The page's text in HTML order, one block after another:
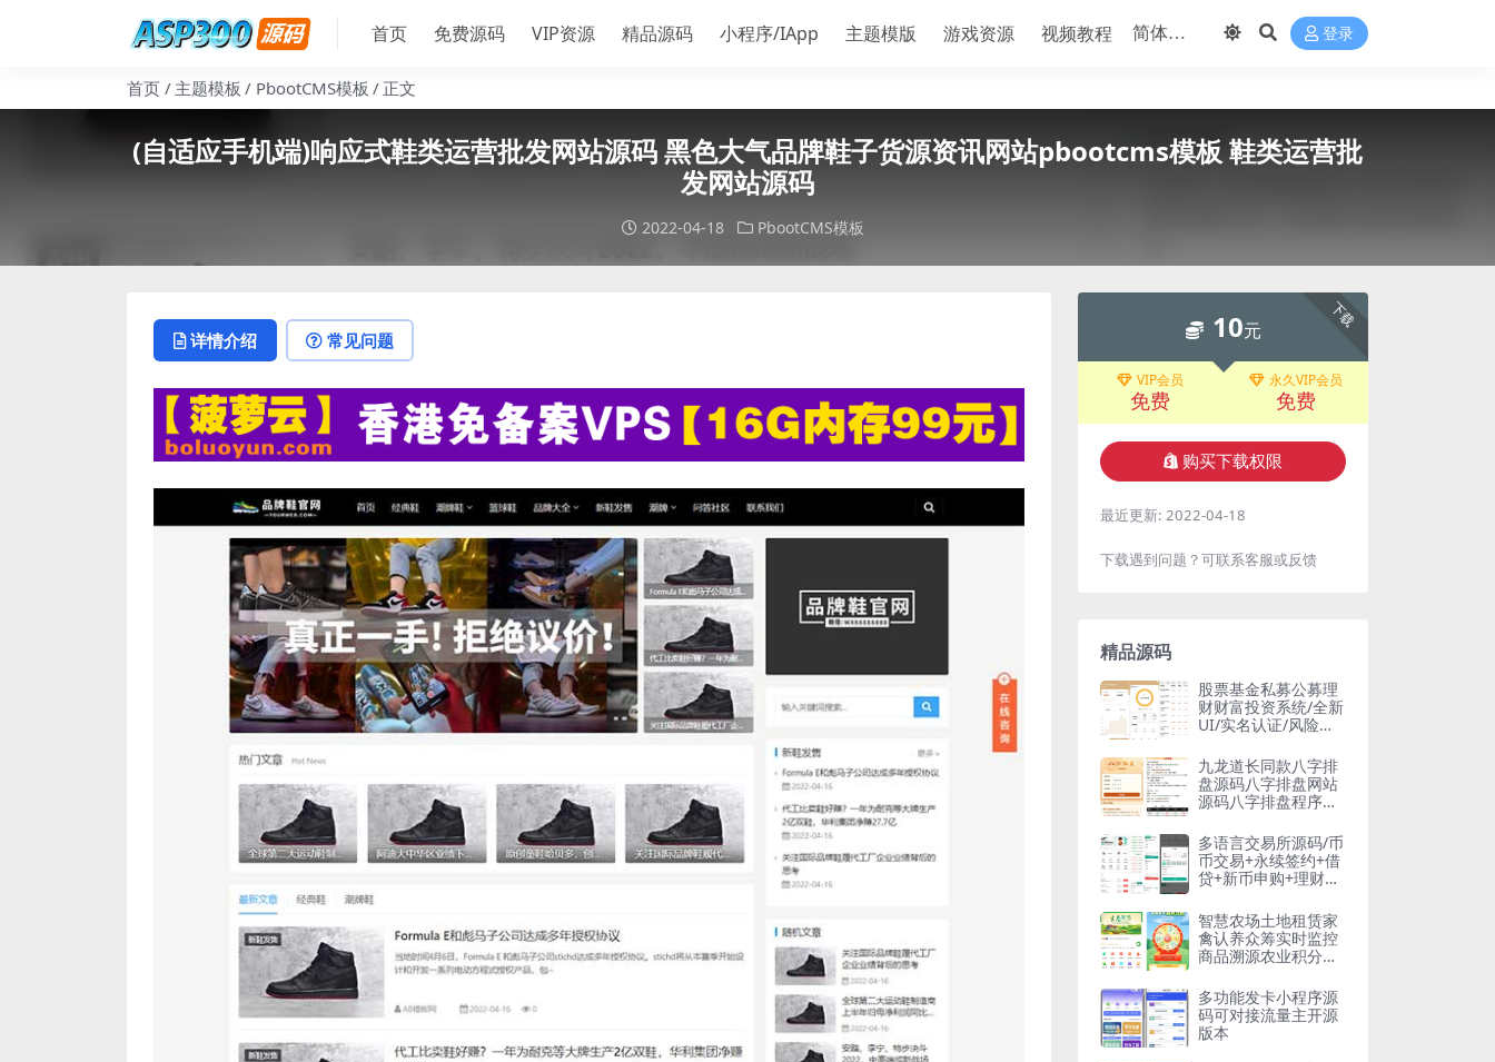
首页 免费源码 VIP资源 精品源码 小程序/IApp 主题模版 游戏资源 视频教程 登录
首页 主题模板 PbootCMS模板 正文
(自适应手机端)响应式鞋类运营批发网站源码 黑色大气品牌鞋子货源资讯网站pbootcms模板 鞋类运营批
发网站源码
2022-04-18 PbootCMS模板
详情介绍 常见问题
下载
10元
VIP会员
免费
永久VIP会员
免费
购买下载权限
最近更新: 2022-04-18
下载遇到问题？可联系客服或反馈
精品源码
股票基金私募公募理
财财富投资系统/全新
UI/实名认证/风险评
九龙道长同款八字排
盘源码八字排盘网站
源码八字排盘程序源
多语言交易所源码/币
币交易+永续签约+借
贷+新币申购+理财
智慧农场土地租赁家
禽认养众筹实时监控
商品溯源农业积分商
码
多功能发卡小程序源
码可对接流量主开源
版本